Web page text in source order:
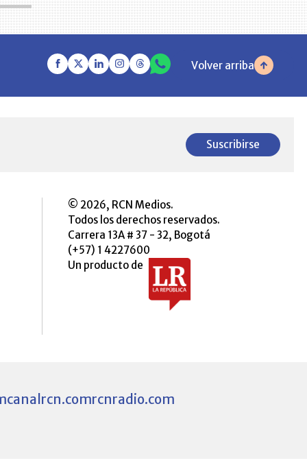
Volver arriba
Suscribirse
© 2026, RCN Medios.
Todos los derechos reservados.
Carrera 13A # 37 - 32, Bogotá
(+57) 1 4227600
Un producto de
canalrcn.comrcnradio.com